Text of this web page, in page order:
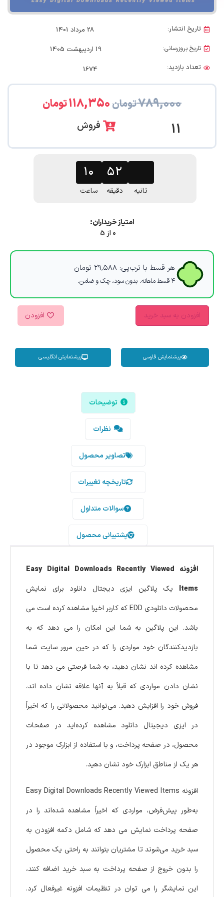
تاریخ انتشار: 28 مرداد 1401
تاریخ بروزرسانی:
19 اردیبهشت 1405
تعداد بازدید:
1674
۷۸۹,۰۰۰تومان۱۱۸,۳۵۰تومان
11 فروش
۱۰
ساعت
۵۲
دقیقه ثانیه
امتیاز خریداران:
0 از 5
هر قسط با ترب‌پی: ۲۹,۵۸۸ تومان
۴ قسط ماهانه. بدون سود، چک و ضامن.
افزودن به سبد خرید افزودن
پیشنمایش فارسی پیشنمایش انگلیسی
توضیحات
نظرات
تصاویر محصول
تاریخچه تغییرات
سوالات متداول
پشتیبانی محصول
افزونه Easy Digital Downloads Recently Viewed
Items یک پلاگین ایزی دیجتال دانلود برای نمایش
محصولات دانلودی EDD که کاربر اخیرا مشاهده کرده است می
باشد. این پلاگین به شما این امکان را می دهد که به
بازدیدکنندگان خود مواردی را که در حین مرور سایت شما
مشاهده کرده اند نشان دهید، به شما فرصتی می دهد تا با
نشان دادن مواردی که قبلاً به آنها علاقه نشان داده اند،
فروش خود را افزایش دهید. می‌توانید محصولاتی را که اخیراً
در ایزی دیجیتال دانلود مشاهده کرده‌اید در صفحات
محصول، در صفحه پرداخت، و با استفاده از ابزارک موجود در
هر یک از مناطق ابزارک خود نشان دهید.
افزونه Easy Digital Downloads Recently Viewed Items
به‌طور پیش‌فرض، مواردی که اخیراً مشاهده شده‌اند را در
صفحه پرداخت نمایش می دهد که شامل دکمه افزودن به
سبد خرید می‌شوند تا مشتریان بتوانند به راحتی یک محصول
را بدون خروج از صفحه پرداخت به سبد خرید اضافه کنند،
این نمایشگر را می توان در تنظیمات افزونه غیرفعال کرد.